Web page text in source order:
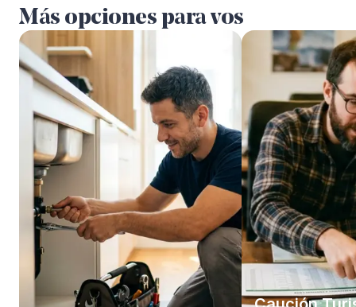
Más opciones para vos